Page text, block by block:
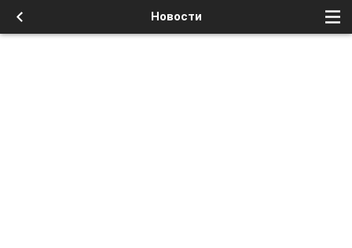
Новости